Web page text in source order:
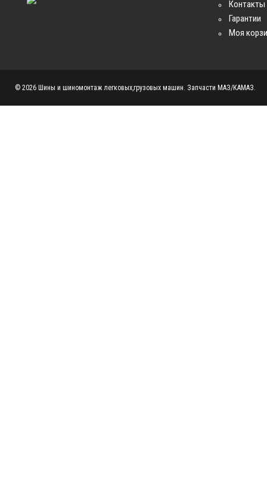
Контакты
Гарантии
Моя
© 2026 Шины и шиномонтаж легковых,грузовых машин. Запчасти МАЗ/КАМАЗ.